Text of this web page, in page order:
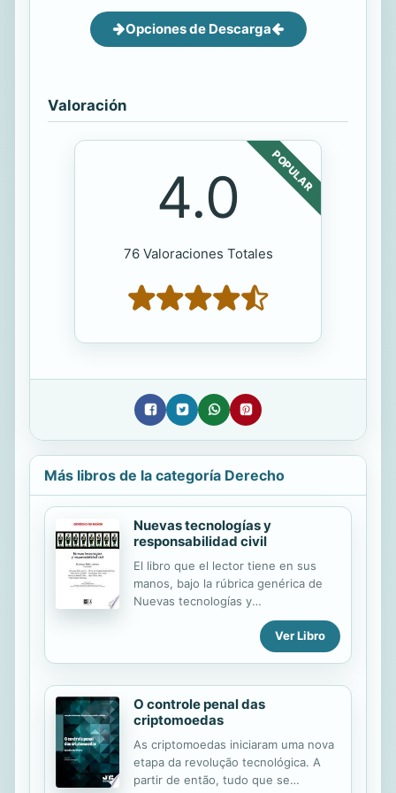
Opciones de Descarga
Valoración
POPULAR
4.0
76 Valoraciones Totales
Más libros de la categoría Derecho
Nuevas tecnologías y
responsabilidad civil
El libro que el lector tiene en sus
manos, bajo la rúbrica genérica de
Nuevas tecnologías y
responsabilidad civil, se corresponde
con el estudio, desde una
perspectiva múltiple del derecho de
de mayor relevancia práctica en el
ámbito del Derecho y las nuevas
Tecnologías a cargo de muy
prestigiosos especialistas. Comienza
el texto con el estudio El daño a los
derechos fundamentales de la
Ver Libro
O controle penal das
criptomoedas
As criptomoedas iniciaram uma nova
etapa da revolução tecnológica. A
partir de então, tudo que se